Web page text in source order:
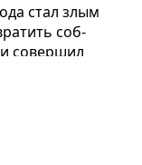
стал злым
соб­
совер­шил